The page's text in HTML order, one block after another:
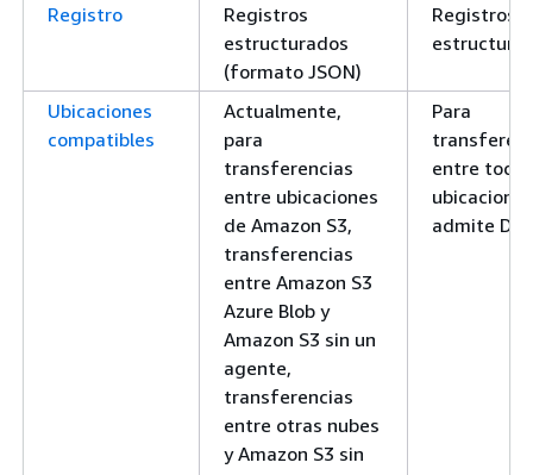
Registro
Registros
estructurados
(formato JSON)
Registros
Ubicaciones
compatibles
Actualmente,
para
transferencias
entre ubicaciones
de Amazon S3,
transferencias
entre Amazon S3
Azure Blob y
Amazon S3 sin un
agente,
transferencias
entre otras nubes
y Amazon S3 sin
Para
entre
admite